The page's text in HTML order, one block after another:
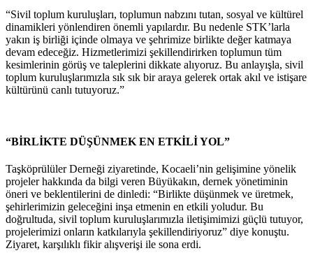
“Sivil toplum kuruluşları, toplumun nabzını tutan, sosyal ve kültürel
dinamikleri yönlendiren önemli yapılardır. Bu nedenle STK’larla
yakın iş birliği içinde olmaya ve şehrimize birlikte değer katmaya
devam edeceğiz. Hizmetlerimizi şekillendirirken toplumun tüm
kesimlerinin görüş ve taleplerini dikkate alıyoruz. Bu anlayışla, sivil
toplum kuruluşlarımızla sık sık bir araya gelerek ortak akıl ve istişare
kültürünü canlı tutuyoruz.”
“BİRLİKTE DÜŞÜNMEK EN ETKİLİ YOL”
Taşköprülüler Derneği ziyaretinde, Kocaeli’nin gelişimine yönelik
projeler hakkında da bilgi veren Büyükakın, dernek yönetiminin
öneri ve beklentilerini de dinledi: “Birlikte düşünmek ve üretmek,
şehirlerimizin geleceğini inşa etmenin en etkili yoludur. Bu
doğrultuda, sivil toplum kuruluşlarımızla iletişimimizi güçlü tutuyor,
projelerimizi onların katkılarıyla şekillendiriyoruz” diye konuştu.
Ziyaret, karşılıklı fikir alışverişi ile sona erdi.